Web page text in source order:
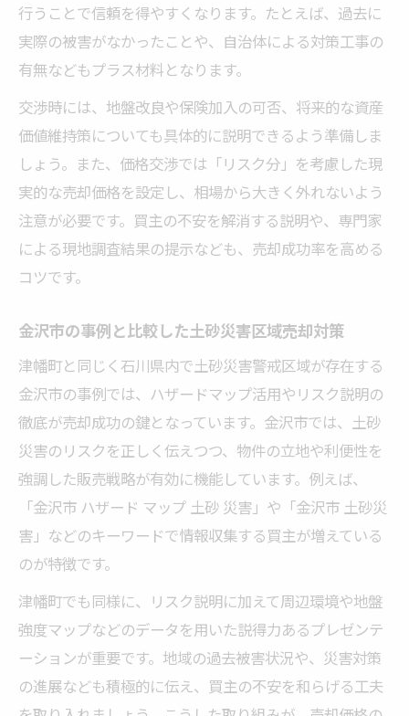
行うことで信頼を得やすくなります。たとえば、過去に
実際の被害がなかったことや、自治体による対策工事の
有無などもプラス材料となります。
交渉時には、地盤改良や保険加入の可否、将来的な資産
価値維持策についても具体的に説明できるよう準備しま
しょう。また、価格交渉では「リスク分」を考慮した現
実的な売却価格を設定し、相場から大きく外れないよう
注意が必要です。買主の不安を解消する説明や、専門家
による現地調査結果の提示なども、売却成功率を高める
コツです。
金沢市の事例と比較した土砂災害区域売却対策
津幡町と同じく石川県内で土砂災害警戒区域が存在する
金沢市の事例では、ハザードマップ活用やリスク説明の
徹底が売却成功の鍵となっています。金沢市では、土砂
災害のリスクを正しく伝えつつ、物件の立地や利便性を
強調した販売戦略が有効に機能しています。例えば、
「金沢市 ハザード マップ 土砂 災害」や「金沢市 土砂災
害」などのキーワードで情報収集する買主が増えている
のが特徴です。
津幡町でも同様に、リスク説明に加えて周辺環境や地盤
強度マップなどのデータを用いた説得力あるプレゼンテ
ーションが重要です。地域の過去被害状況や、災害対策
の進展なども積極的に伝え、買主の不安を和らげる工夫